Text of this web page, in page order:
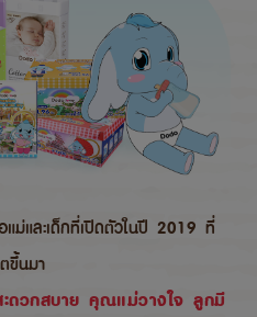
แม่และเด็กที่เปิดตัวในปี 2019 ที่
ขึ้นมา
ดวกสบาย คุณแม่วางใจ ลูกมี